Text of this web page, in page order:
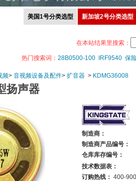
美国1号分类选型 新加坡2号分类选型
在本站结果里搜索：
热门搜索词： 28B0500-100 IRF9540 保
频> 音视频设备及配件> 扩音器 > KDMG36008
扬声器
制造商：
制造商产品编号：
仓库库存编号：
技术数据表：
订购热线： 400-